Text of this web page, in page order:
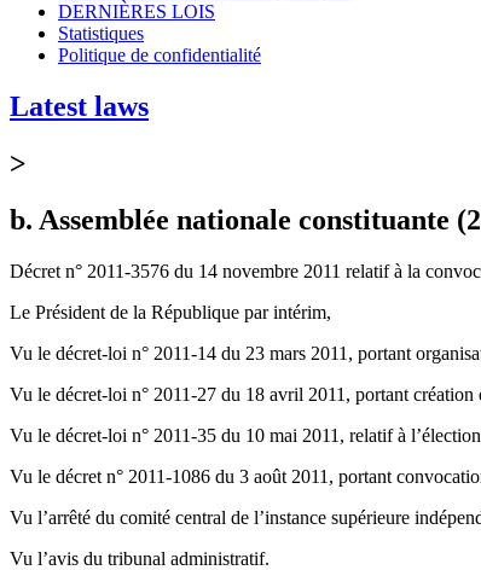
DERNIÈRES LOIS
Statistiques
Politique de confidentialité
Latest laws
>
b. Assemblée nationale constituante
Décret n° 2011-3576 du 14 novembre 2011 relatif à la
Le Président de la République par intérim,
Vu le décret-loi n° 2011-14 du 23 mars 2011, portant
Vu le décret-loi n° 2011-27 du 18 avril 2011, portant création
Vu le décret-loi n° 2011-35 du 10 mai 2011, relatif à
Vu le décret n° 2011-1086 du 3 août 2011, portant
Vu l’arrêté du comité central de l’instance supérieure
Vu l’avis du tribunal administratif.